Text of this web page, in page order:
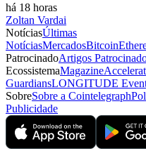
há 18 horas
Zoltan Vardai
NotíciasÚltimas
NotíciasMercadosBitcoin
PatrocinadoArtigos
EcossistemaMagazine
GuardiansLONGITUDE
SobreSobre a Cointelegraph
Publicidade